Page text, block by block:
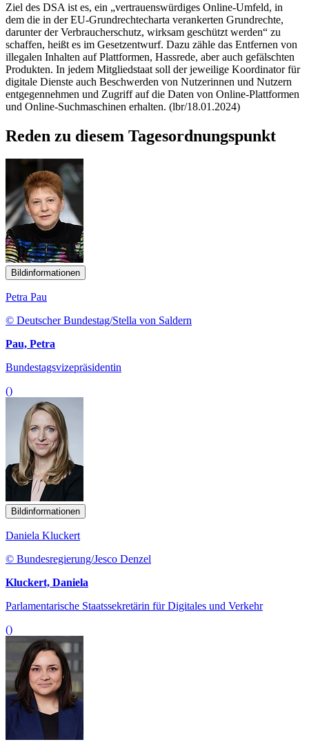
Ziel des DSA ist es, ein „vertrauenswürdiges Online-Umfeld, in
dem die in der EU-Grundrechtecharta verankerten Grundrechte,
darunter der Verbraucherschutz, wirksam geschützt werden“ zu
schaffen, heißt es im Gesetzentwurf. Dazu zähle das Entfernen von
illegalen Inhalten auf Plattformen, Hassrede, aber auch gefälschten
Produkten. In jedem Mitgliedstaat soll der jeweilige Koordinator für
digitale Dienste auch Beschwerden von Nutzerinnen und Nutzern
entgegennehmen und Zugriff auf die Daten von Online-Plattformen
und Online-Suchmaschinen erhalten. (lbr/18.01.2024)
Reden zu diesem Tagesordnungspunkt
Bildinformationen
Petra Pau
© Deutscher Bundestag/Stella von Saldern
Pau, Petra
Bundestagsvizepräsidentin
()
Bildinformationen
Daniela Kluckert
© Bundesregierung/Jesco Denzel
Kluckert, Daniela
Parlamentarische Staatssekretärin für Digitales und Verkehr
()